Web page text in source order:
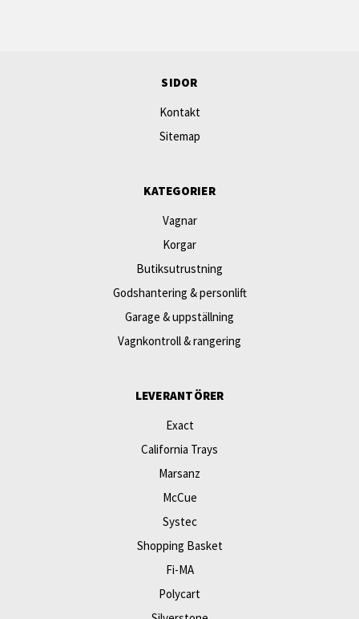
SIDOR
Kontakt
Sitemap
KATEGORIER
Vagnar
Korgar
Butiksutrustning
Godshantering & personlift
Garage & uppställning
Vagnkontroll & rangering
LEVERANTÖRER
Exact
California Trays
Marsanz
McCue
Systec
Shopping Basket
Fi-MA
Polycart